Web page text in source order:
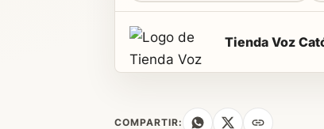
Tienda Voz
COMPARTIR: